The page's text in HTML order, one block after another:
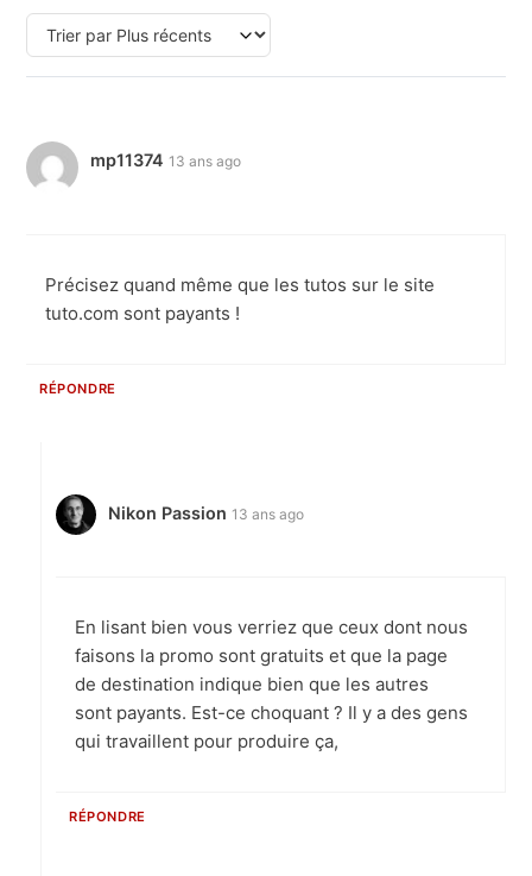
mp11374 13 ans ago
Précisez quand même que les tutos sur le site
tuto.com sont payants !
RÉPONDRE
Nikon Passion 13 ans ago
En lisant bien vous verriez que ceux dont nous
faisons la promo sont gratuits et que la page
de destination indique bien que les autres
sont payants. Est-ce choquant ? Il y a des gens
qui travaillent pour produire ça,
RÉPONDRE